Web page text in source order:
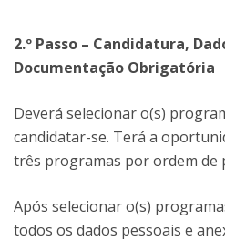
2.º Passo – Candidatura,
Documentação Obrigatória
Deverá selecionar o(s)
candidatar-se. Terá a
três programas por ordem de
Após selecionar o(s)
todos os dados pessoais e